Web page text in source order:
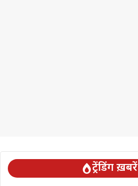
ट्रेंडिंग ख़बरें